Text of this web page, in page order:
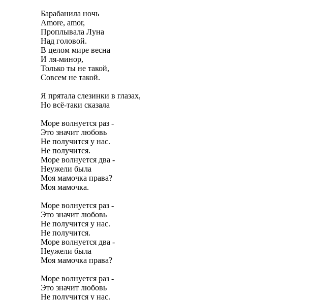
Барабанила ночь
Amore, amor,
Проплывала Луна
Над головой.
В целом мире весна
И ля-минор,
Только ты не такой,
Совсем не такой.
Я прятала слезинки в глазах,
Но всë-таки сказала
Море волнуется раз -
Это значит любовь
Не получится у нас.
Не получится.
Море волнуется два -
Неужели была
Моя мамочка права?
Моя мамочка.
Море волнуется раз -
Это значит любовь
Не получится у нас.
Не получится.
Море волнуется два -
Неужели была
Моя мамочка права?
Море волнуется раз -
Это значит любовь
Не получится у нас.